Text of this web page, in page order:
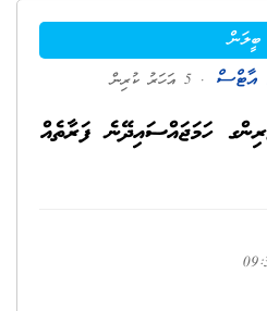
ބީލަން
އާޓްސް . 5 އަހަރު ކުރިން
ހަމަޖައްސައިދޭނެ ފަރާތެއް